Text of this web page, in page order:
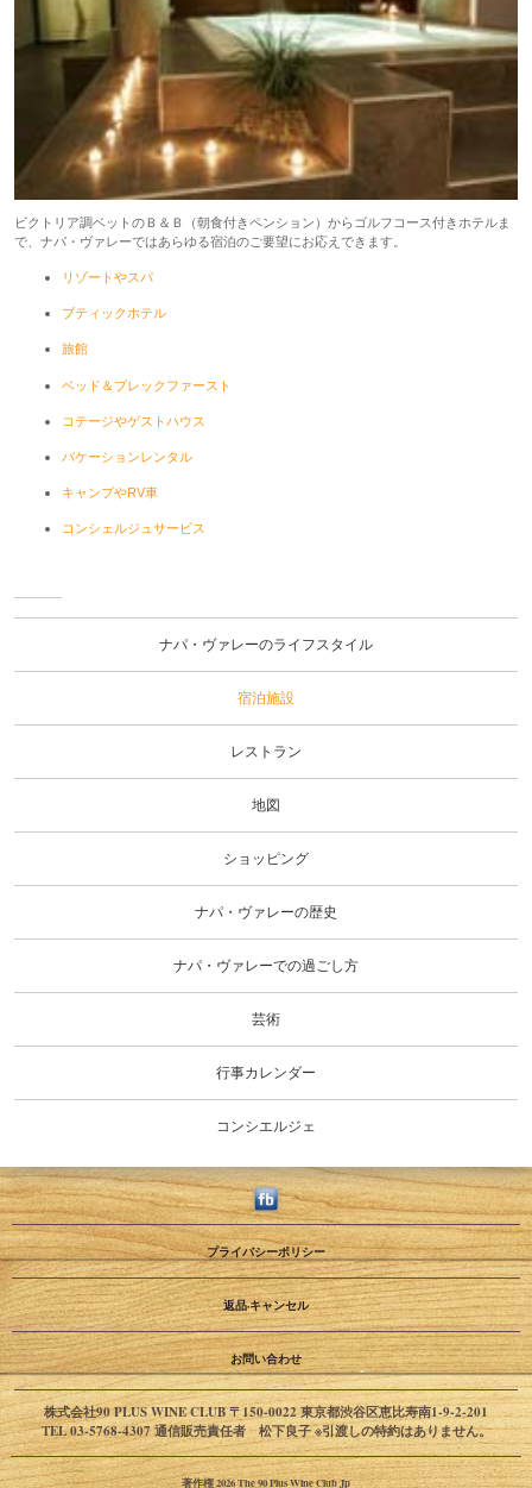
ビクトリア調ベットのＢ＆Ｂ（朝食付きペンション）からゴルフコース付きホテルま
で、ナパ・ヴァレーではあらゆる宿泊のご要望にお応えできます。
リゾートやスパ
ブティックホテル
旅館
ベッド＆ブレックファースト
コテージやゲストハウス
バケーションレンタル
キャンプやRV車
コンシェルジュサービス
ナ
パ・
スタ
ナパ・ヴァレーのライフスタイル
宿泊施設
レストラン
地図
ショッピング
ナパ・ヴァレーの歴史
ナパ・ヴァレーでの過ごし方
芸術
行事カレンダー
コンシエルジェ
プライバシーポリシー
返品·キャンセル
お問い合わせ
株式会社90 PLUS WINE CLUB 〒150-0022 東京都渋谷区恵比寿南1-9-2-201
TEL 03-5768-4307 通信販売責任者 松下良子 ※引渡しの特約はありません。
著作権 2026 The 90 Plus Wine Club Jp